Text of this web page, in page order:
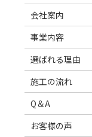
会社案内
事業内容
選ばれる理由
施工の流れ
Q＆A
お客様の声